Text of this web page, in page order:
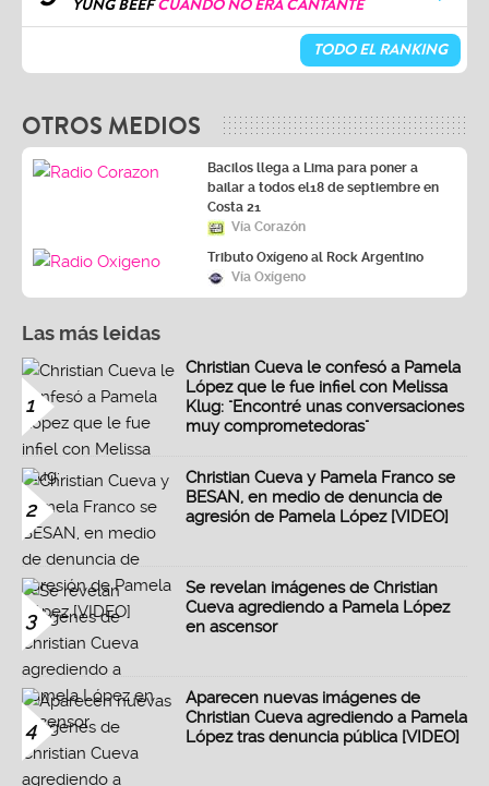
YUNG BEEFCUANDO NO ERA CANTANTE
TODO EL RANKING
OTROS MEDIOS
Bacilos llega a Lima para poner a
bailar a todos el18 de septiembre en
Costa 21
Vía Corazón
Tributo Oxígeno al Rock Argentino
Vía Oxígeno
Las más leidas
1
Christian Cueva le confesó a Pamela
López que le fue infiel con Melissa
Klug: "Encontré unas conversaciones
muy comprometedoras"
2
Christian Cueva y Pamela Franco se
BESAN, en medio de denuncia de
agresión de Pamela López [VIDEO]
3
Se revelan imágenes de Christian
Cueva agrediendo a Pamela López
en ascensor
4
Aparecen nuevas imágenes de
Christian Cueva agrediendo a Pamela
López tras denuncia pública [VIDEO]